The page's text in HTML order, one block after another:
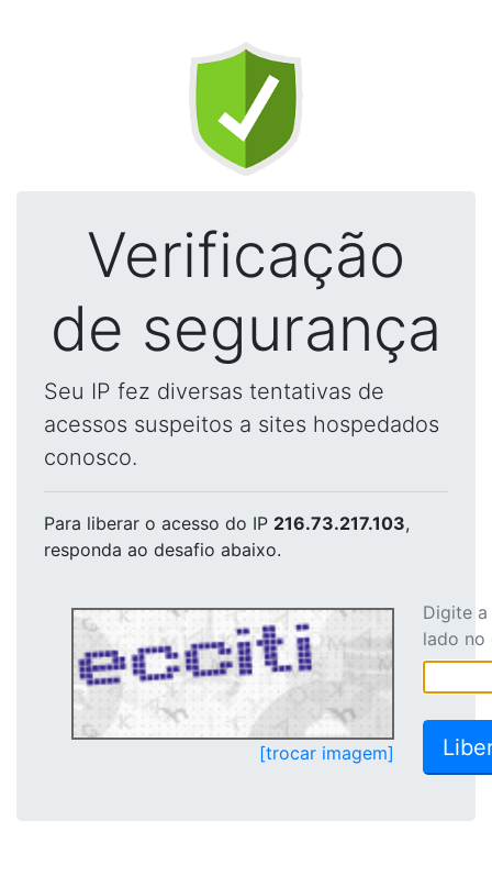
Verificação
de segurança
Seu IP fez diversas tentativas de
acessos suspeitos a sites hospedados
conosco.
Para liberar o acesso do IP 216.73.217.103,
responda ao desafio abaixo.
[trocar imagem]
Digite
lado no